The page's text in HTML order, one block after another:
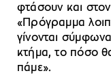
φτάσουν και
«Πρόγραμμα
γίνονται
κτήμα, το πόσο
πάμε».